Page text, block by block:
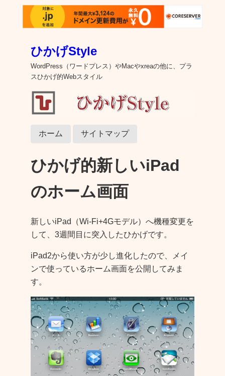
ひかげStyle
WordPress（ワードプレス）やMacやxreaの他に、プラ
スひかげ的Webスタイル
ホーム サイトマップ
ひかげ的新しいiPad
のホーム画面
新しいiPad（Wi-Fi+4Gモデル）へ機種変更を
して、3週間目に突入したひかげです。
iPad2から使い方が少し進化したので、メイ
ンで使っているホーム画面を公開してみま
す。